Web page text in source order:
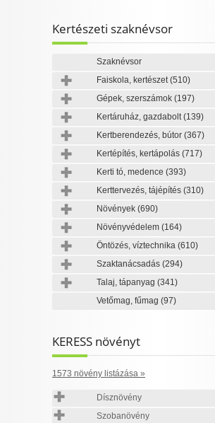
Kertészeti szaknévsor
Szaknévsor
Faiskola, kertészet(510)
Gépek, szerszámok (197)
Kertáruház, gazdabolt(139)
Kertberendezés, bútor (367)
Kertépítés, kertápolás (717)
Kerti tó, medence (393)
Kerttervezés, tájépítés (310)
Növények (690)
Növényvédelem (164)
Öntözés, víztechnika (610)
Szaktanácsadás (294)
Talaj, tápanyag (341)
Vetőmag, fűmag (97)
KERESS növényt
1573 növény listázása »
Dísznövény
Szobanövény